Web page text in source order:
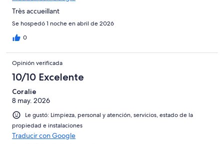
Très accueillant
Se hospedó 1 noche en abril de 2026
0
Opinión verificada
10/10 Excelente
Coralie
8 may. 2026
Le gustó: Limpieza, personal y atención, servicios, estado de la
propiedad e instalaciones
Traducir con Google